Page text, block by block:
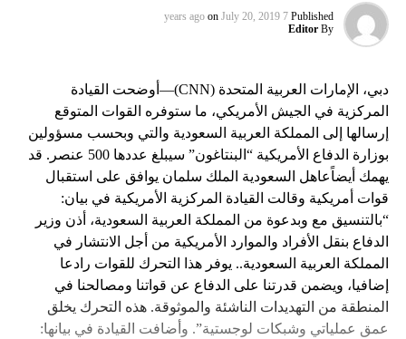
Published
7 years ago
on July 20, 2019
By
Editor
دبي، الإمارات العربية المتحدة (CNN)—أوضحت القيادة
المركزية في الجيش الأمريكي، ما ستوفره القوات المتوقع
إرسالها إلى المملكة العربية السعودية والتي وبحسب مسؤولين
بوزارة الدفاع الأمريكية “البنتاغون” سيبلغ عددها 500 عنصر. قد
يهمك أيضاًعاهل السعودية الملك سلمان يوافق على استقبال
قوات أمريكية وقالت القيادة المركزية الأمريكية في بيان:
“بالتنسيق مع وبدعوة من المملكة العربية السعودية، أذن وزير
الدفاع بنقل الأفراد والموارد الأمريكية من أجل الانتشار في
المملكة العربية السعودية.. يوفر هذا التحرك للقوات رادعا
إضافيا، ويضمن قدرتنا على الدفاع عن قواتنا ومصالحنا في
المنطقة من التهديدات الناشئة والموثوقة. هذه التحرك يخلق
عمق عملياتي وشبكات لوجستية”. وأضافت القيادة في بيانها: